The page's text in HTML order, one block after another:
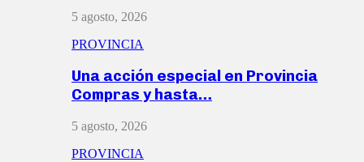
5 agosto, 2026
PROVINCIA
Una acción especial en Provincia
Compras y hasta…
5 agosto, 2026
PROVINCIA